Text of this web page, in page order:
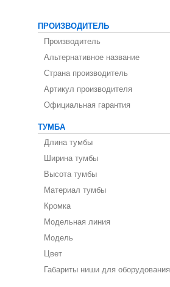
ПРОИЗВОДИТЕЛЬ
Производитель
Альтернативное название
Страна производитель
Артикул производителя
Официальная гарантия
ТУМБА
Длина тумбы
Ширина тумбы
Высота тумбы
Материал тумбы
Кромка
Модельная линия
Модель
Цвет
Габариты ниши для оборудования